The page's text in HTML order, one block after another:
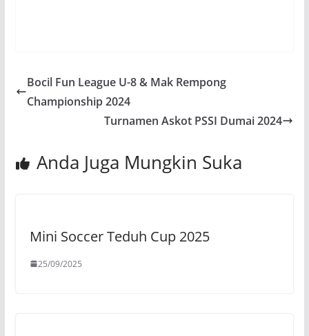
Bocil Fun League U-8 & Mak Rempong
Championship 2024
Turnamen Askot PSSI Dumai 2024
Anda Juga Mungkin Suka
Mini Soccer Teduh Cup 2025
25/09/2025